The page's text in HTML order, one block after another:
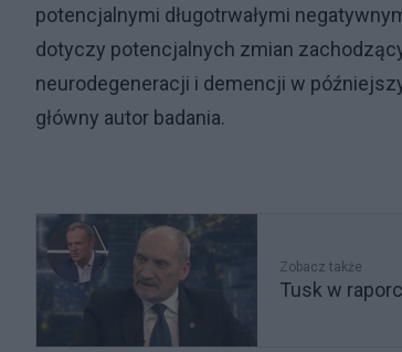
potencjalnymi długotrwałymi
dotyczy potencjalnych zmian
neurodegeneracji i demencji w
główny autor badania.
Zobacz także
Tusk w